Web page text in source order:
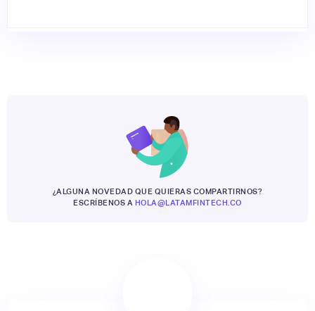
¿ALGUNA NOVEDAD QUE QUIERAS COMPARTIRNOS?
ESCRÍBENOS A HOLA@LATAMFINTECH.CO